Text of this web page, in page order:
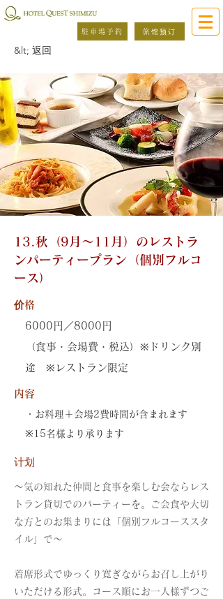
駐車場予約 旅馆预订
&lt; 返回
13.秋（9月～11月）のレストラ
ンパーティープラン（個別フルコ
ース）
价格
6000円／8000円
（食事・会場費・税込）※ドリンク別
途 ※レストラン限定
内容
・お料理＋会場2費時間が含まれます
※15名様より承ります
计划
～気の知れた仲間と食事を楽しむ会ならレス
トラン貸切でのパーティーを。ご会食や大切
な方とのお集まりには「個別フルコーススタ
イル」で～
着席形式でゆっくり寛ぎながらお召し上がり
いただける形式。コース順にお一人様ずつご